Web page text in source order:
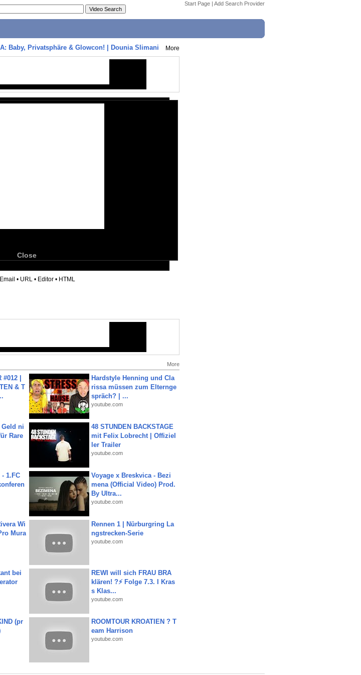
Start Page | Add Search Provider
Baby, Privatsphäre & Glowcon! | Dounia Slimani More
Close
Email • URL • Editor • HTML
More
|
& T
Hardstyle Henning und Cla
rissa müssen zum Elternge
spräch? | ...
youtube.com
ni
Rare
48 STUNDEN BACKSTAGE
mit Felix Lobrecht | Offiziel
ler Trailer
youtube.com
1.FC
Voyage x Breskvica - Bezi
mena (Official Video) Prod.
By Ultra...
youtube.com
Wi
Mura
Rennen 1 | Nürburgring La
ngstrecken-Serie
youtube.com
bei
REWI will sich FRAU BRA
klären! ?⚡️ Folge 7.3. I Kras
s Klas...
youtube.com
(pr
ROOMTOUR KROATIEN ? T
eam Harrison
youtube.com